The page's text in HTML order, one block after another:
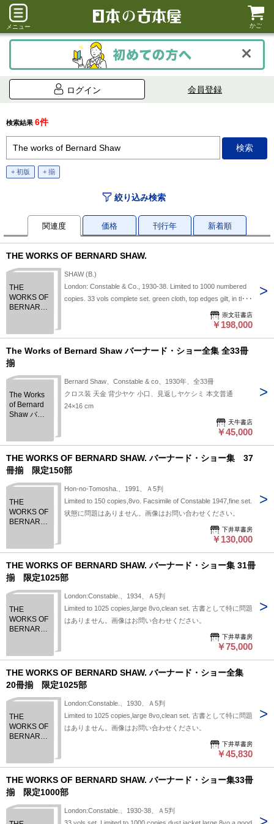
メニュー かご
ログイン 会員登録
検索結果 6件
+ 初版 + 揃
絞り込み検索
関連度 価格 刊行年 新着順
THE WORKS OF BERNARD SHAW.
THE
WORKS OF
BERNARD
SHAW (B.)
London: Constable & Co., 1930-38. Limited to 1000 numbered
copies. 33 vols complete set. green cloth, top edges gilt, in the
original dust wrappers, browned but overall an incredibly fine
崇文荘書店
￥198,000
The Works of Bernard Shaw バーナード・ショー全集 全33冊
揃
The Works
of Bernard
Shaw バー
33冊揃
Bernard Shaw、Constable & co、1930年、全33冊
クロス装 天金 背少ヤケ 小口、見返しヤケシミ 本文普通
24×16 cm
天牛書店
￥45,000
THE WORKS OF BERNARD SHAW. バーナード・ショー集 37
冊揃 限定150部
THE
WORKS OF
BERNARD
ョー集 37
冊揃 限定
150部
Hon-no-Tomosha.、1991、Ａ5判
Limited to 150 copies,8vo. Facsimile of Constable 1947,fine set.
状態に問題はありません。画像はお問い合わせください。
下井草書房
￥130,000
THE WORKS OF BERNARD SHAW. バーナード・ショー集 31冊
揃 限定1025部
THE
WORKS OF
BERNARD
ョー集 31冊
揃 限定
1025部
London:Constable.、1934、Ａ5判
Limited to 1025 copies,large 8vo,clean set. 古書として特に問題
はありません。画像はお問い合わせください。
下井草書房
￥75,000
THE WORKS OF BERNARD SHAW. バーナード・ショー全集
20冊揃 限定1025部
THE
WORKS OF
BERNARD
ョー全集
20冊揃 限
定1025部
London:Constable.、1930、Ａ5判
Limited to 1025 copies,large 8vo,clean set. 古書として特に問題
はありません。画像はお問い合わせください。
下井草書房
￥45,830
THE WORKS OF BERNARD SHAW. バーナード・ショー集33冊
揃 限定1000部
London:Constable.、1930-38、Ａ5判